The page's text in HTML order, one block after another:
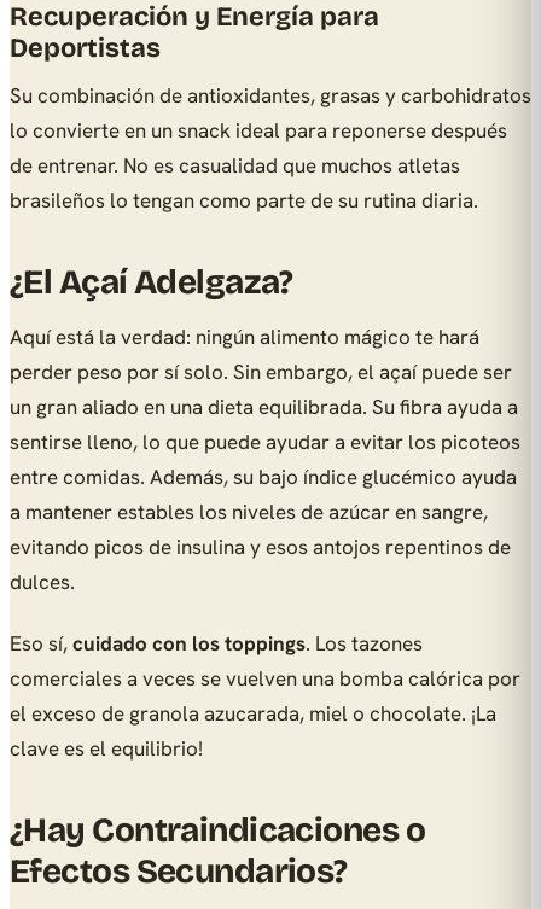
Recuperación y Energía para
Deportistas
Su combinación de antioxidantes, grasas y carbohidratos
lo convierte en un snack ideal para reponerse después
de entrenar. No es casualidad que muchos atletas
brasileños lo tengan como parte de su rutina diaria.
¿El Açaí Adelgaza?
Aquí está la verdad: ningún alimento mágico te hará
perder peso por sí solo. Sin embargo, el açaí puede ser
un gran aliado en una dieta equilibrada. Su fibra ayuda a
sentirse lleno, lo que puede ayudar a evitar los picoteos
entre comidas. Además, su bajo índice glucémico ayuda
a mantener estables los niveles de azúcar en sangre,
evitando picos de insulina y esos antojos repentinos de
dulces.
Eso sí,cuidado con los toppings. Los tazones
comerciales a veces se vuelven una bomba calórica por
el exceso de granola azucarada, miel o chocolate. ¡La
clave es el equilibrio!
¿Hay Contraindicaciones o
Efectos Secundarios?